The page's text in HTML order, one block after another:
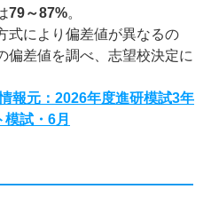
79～87%。
式により偏差値が異なるの
偏差値を調べ、志望校決定に
報元：2026年度進研模試3年
試・6月